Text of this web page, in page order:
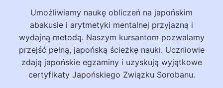
Umożliwiamy naukę obliczeń na japońskim
abakusie i arytmetyki mentalnej przyjazną i
wydajną metodą. Naszym kursantom pozwalamy
przejść pełną, japońską ścieżkę nauki. Uczniowie
zdają japońskie egzaminy i uzyskują wyjątkowe
certyfikaty Japońskiego Związku Sorobanu.